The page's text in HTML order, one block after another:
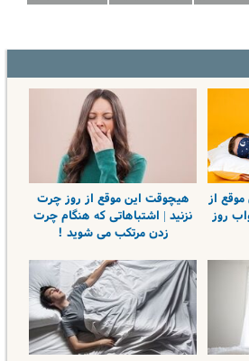
از
روز
هیچوقت این موقع از روز چرت
نزنید | اشتباهاتی که هنگام چرت
زدن مرتکب می شوید !